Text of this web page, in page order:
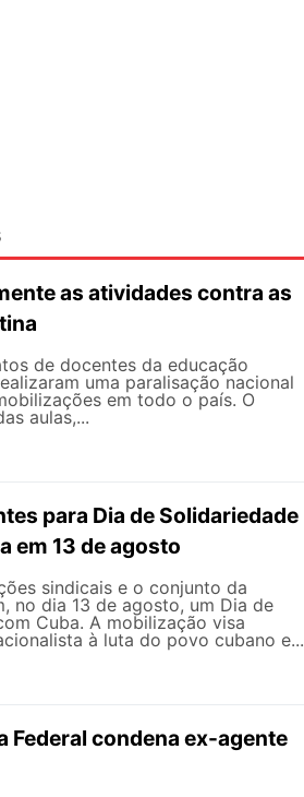
as atividades contra as
de docentes da educação
uma paralisação nacional
em todo o país. O
aulas,...
para Dia de Solidariedade
em 13 de agosto
sindicais e o conjunto da
no dia 13 de agosto, um Dia de
Cuba. A mobilização visa
à luta do povo cubano e...
Federal condena ex-agente